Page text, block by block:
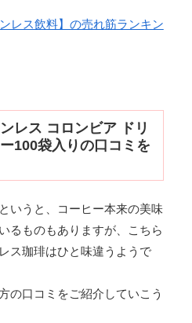
ンレス飲料】の売れ筋ランキン
レス コロンビア ドリ
100袋入りの口コミを
いうと、コーヒー本来の美味
るものもありますが、こちら
ス珈琲はひと味違うようで
の口コミをご紹介していこう